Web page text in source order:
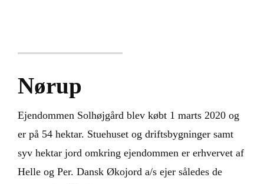
Nørup
Ejendommen Solhøjgård blev købt 1 marts 2020 og
er på 54 hektar. Stuehuset og driftsbygninger samt
syv hektar jord omkring ejendommen er erhvervet af
Helle og Per. Dansk Økojord a/s ejer således de